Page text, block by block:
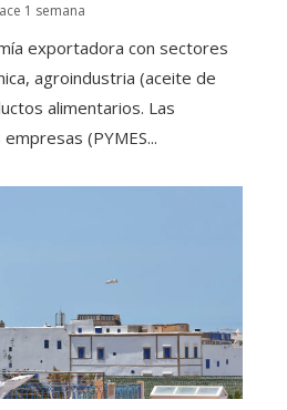
1 semana
exportadora con sectores
agroindustria (aceite de
alimentarios. Las
(PYMES...